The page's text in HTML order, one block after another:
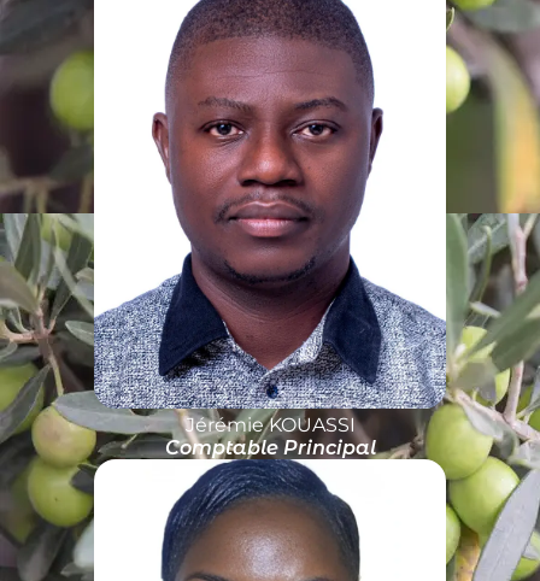
Jérémie KOUASSI
Comptable Principal